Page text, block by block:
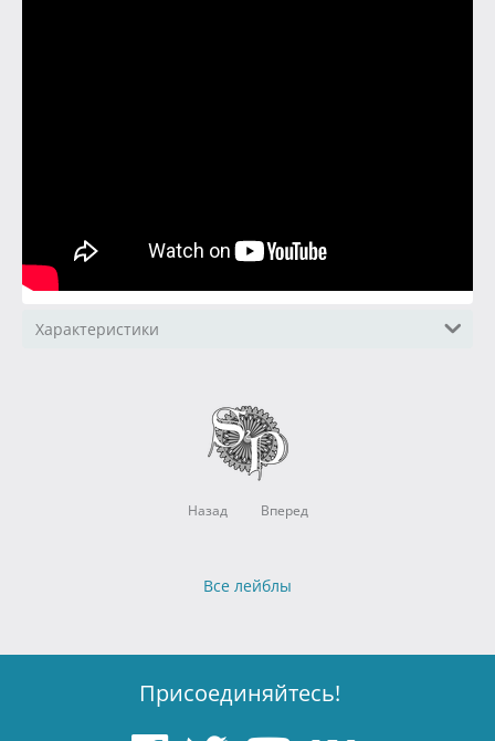
Характеристики
Назад Вперед
Все лейблы
Присоединяйтесь!